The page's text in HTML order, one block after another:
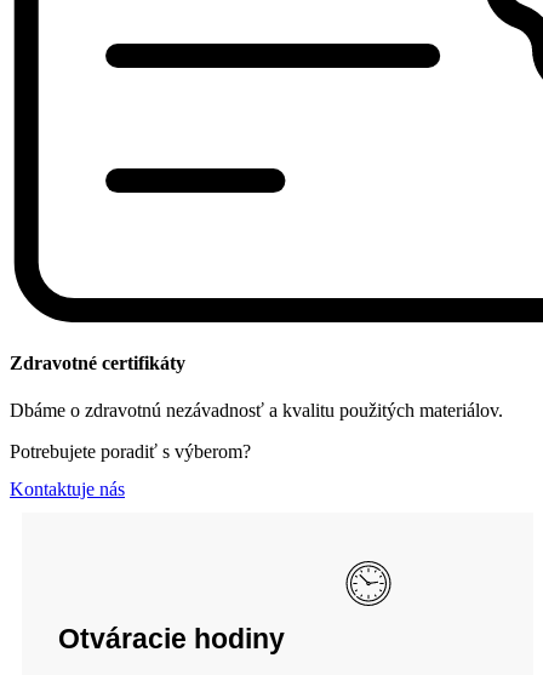
Zdravotné certifikáty
Dbáme o zdravotnú nezávadnosť a kvalitu použitých materiálov.
Potrebujete poradiť s výberom?
Kontaktuje nás
Otváracie hodiny